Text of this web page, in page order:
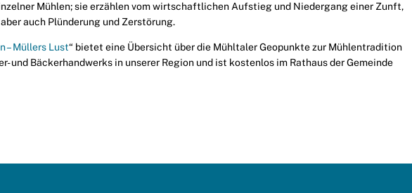
Mühlen; sie erzählen vom wirtschaftlichen Aufstieg und Niedergang einer Zunft,
auch Plünderung und Zerstörung.
– Müllers Lust“ bietet eine Übersicht über die Mühltaler Geopunkte zur Mühlentradition
und Bäckerhandwerks in unserer Region und ist kostenlos im Rathaus der Gemeinde